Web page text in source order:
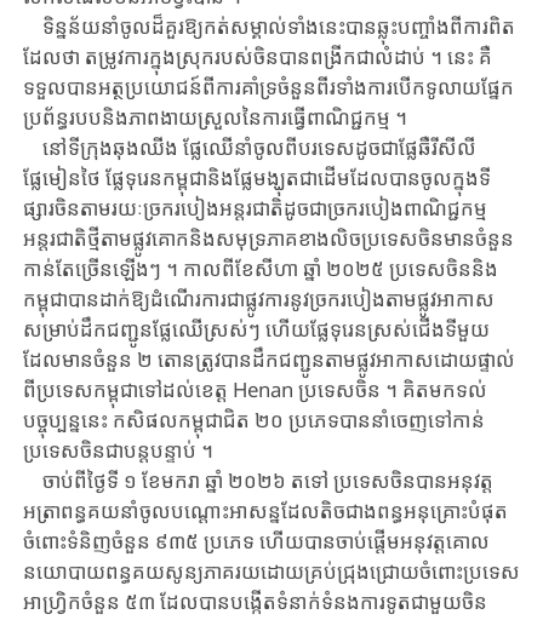
ទិន្នន័យនាំចូលដ៏គួរឱ្យកត់សម្គាល់ទាំងនេះ​បាន​ឆ្លុះបញ្ចាំង​ពី​ការពិត​
ដែលថា ​តម្រូវការ​ក្នុង​ស្រុក​របស់​ចិន​បាន​​ពង្រីក​ជាលំដាប់ ​។ ​នេះ ​គឺ ​
ទទួលបានអត្ថប្រយោជន៍​ពី​ការ​គាំទ្រ​ចំនួន​ពីរ​ទាំង​ការបើកទូលាយផ្នែក
ប្រព័ន្ធរបប​និង​ភាពងាយស្រួល​នៃ​ការធ្វើ​ពាណិជ្ជ​កម្ម ​។
នៅទីក្រុងឆុងឈីង ​ផ្លែឈើនាំចូលពី​បរទេស​​ដូចជា​ផ្លែឆឺរីសីលី ​
ផ្លែមៀនថៃ ​ផ្លែ​ទុរេន​កម្ពុ​ជា​និង​ផ្លែ​មង្ឃុត​ជាដើម​ដែល​បាន​ចូលក្នុងទី
ផ្សារចិន​តាមរយៈ​ច្រករបៀង​អន្តរជាតិ​ដូច​ជា​ច្រក​របៀង​ពាណិជ្ជកម្ម​
អន្តរជាតិថ្មី​តាមផ្លូវគោកនិងសមុទ្រភាគខាងលិច​ប្រទេស​ចិន​មាន​ចំនួន​​
កាន់តែ​ច្រើន​ឡើង​ៗ ​។ ​កាលពី​ខែសីហា ​ឆ្នាំ ​២០២៥ ​ប្រទេសចិន​និង
កម្ពុជា​បាន​ដាក់​ឱ្យ​ដំណើរការជាផ្លូវការ​នូវ​ច្រក​របៀង​តាមផ្លូវ​អាកាស​
សម្រាប់​ដឹកជញ្ជូន​ផ្លែឈើស្រស់ៗ ​ហើយ​ផ្លែទុរេនស្រស់​ជើង​ទី​មួយ​
ដែលមាន​ចំនួន ​២ ​តោន​ត្រូវបានដឹកជញ្ជូន​តាមផ្លូវអាកាស​ដោយ​ផ្ទាល់​
ពីប្រទេសកម្ពុជា​ទៅ​ដល់​ខេត្ត ​Henan ​ប្រទេសចិន ​។ ​គិតមកទល់​
បច្ចុប្បន្ននេះ ​កសិផល​កម្ពុជាជិត ​២០ ​ប្រភេទ​បាន​នាំចេញទៅកាន់​
ប្រទេសចិន​ជាបន្តបន្ទាប់ ​។
ចាប់ពីថ្ងៃទី ​១ ​ខែមករា ​ឆ្នាំ ​២០២៦ ​តទៅ ​ប្រទេសចិន​បាន​អនុវត្ត​
អត្រាពន្ធគយនាំចូល​បណ្តោះ​អាសន្ន​ដែល​តិច​ជាង​ពន្ធអនុគ្រោះបំផុត​
ចំពោះ​ទំនិញចំនួន ​៩៣៥ ​ប្រភេទ ​ហើយ​បាន​ចាប់ផ្តើមអនុវត្តគោល
នយោបាយពន្ធគយសូន្យភាគរយ​ដោយគ្រប់ជ្រុងជ្រោយ​ចំពោះ​ប្រ​ទេស​
អាហ្វ្រិក​ចំនួន ​៥៣ ​ដែលបានបង្កើតទំនាក់ទំនងការទូតជាមួយចិន​